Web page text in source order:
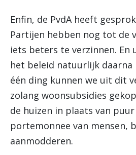
Enfin, de PvdA heeft
Partijen hebben nog tot de
iets beters te verzinnen.
het beleid natuurlijk daarna
één ding kunnen we uit dit
zolang woonsubsidies
de huizen in plaats van puur
portemonnee van mensen,
aanmodderen.